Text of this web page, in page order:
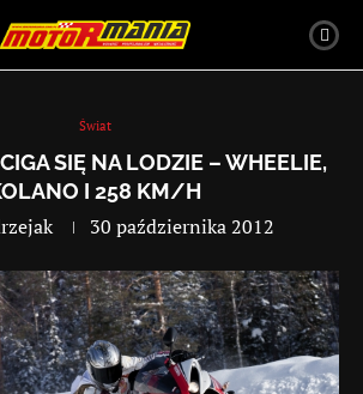
Świat
SIĘ NA LODZIE – WHEELIE,
I 258 KM/H
30 października 2012